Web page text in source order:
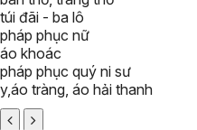
túi đãi - ba lô
pháp phục nữ
áo khoác
pháp phục quý ni sư
y,áo tràng, áo hải thanh